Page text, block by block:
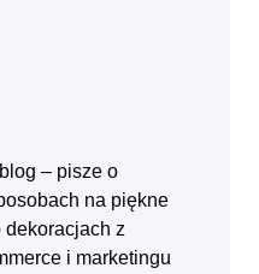
– pisze o
na piękne
dekoracjach z
i marketingu